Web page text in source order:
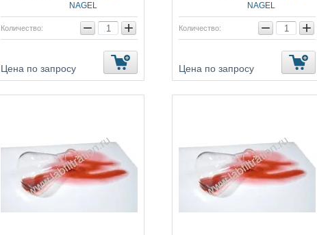
NAGEL
Количество: − +
Цена по запросу
NAGEL
Количество: − +
Цена по запросу